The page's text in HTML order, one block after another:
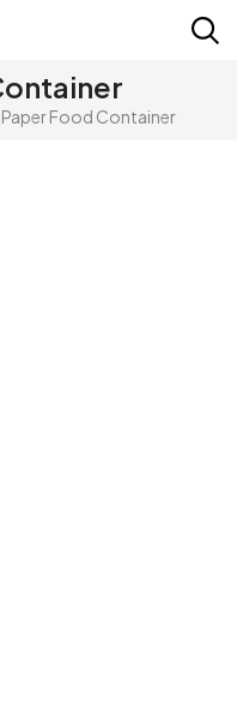
Paper Food Container